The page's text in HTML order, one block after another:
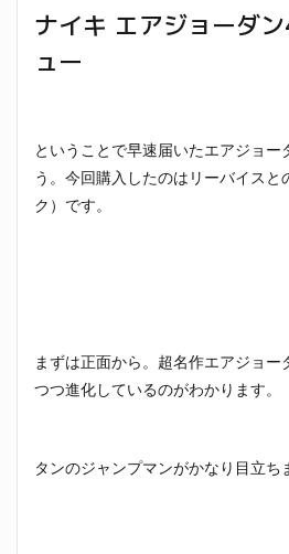
ナイキ エアジョーダ
ュー
ということで早速届いたエアジョー
う。今回購入したのはリーバイスと
ク）です。
まずは正面から。超名作エアジョー
つつ進化しているのがわかります。
タンのジャンプマンがかなり目立ち